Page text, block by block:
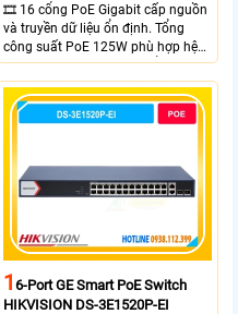
🎞 16 cổng PoE Gigabit cấp nguồn
và truyền dữ liệu ổn định. Tổng
công suất PoE 125W phù hợp hệ
thống camera IP vừa. 2 cổng RJ45
Gigabit và 2 cổng quang SFP mở
rộng linh hoạt. Hỗ trợ truyền PoE
xa tối đa lên đến 300 mét.
16-Port GE Smart PoE Switch
HIKVISION DS-3E1520P-EI